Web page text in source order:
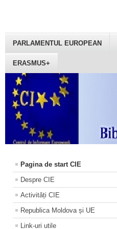
PARLAMENTUL EUROPEAN
ERASMUS+
Pagina de start CIE
Despre CIE
Activități CIE
Republica Moldova și UE
Link-uri utile